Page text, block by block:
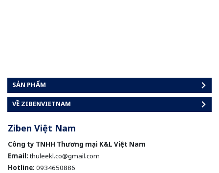
SẢN PHẨM
VỀ ZIBENVIETNAM
Ziben Việt Nam
Công ty TNHH Thương mại K&L Việt Nam
Email:thuleekl.co@gmail.com
Hotline: 0934650886